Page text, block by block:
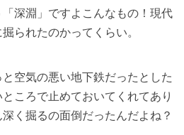
深淵」ですよこんなもの！現代
られたのかってくらい。
空気の悪い地下鉄だったとした
ころで止めておいてくれてあり
く掘るの面倒だったんだよね？